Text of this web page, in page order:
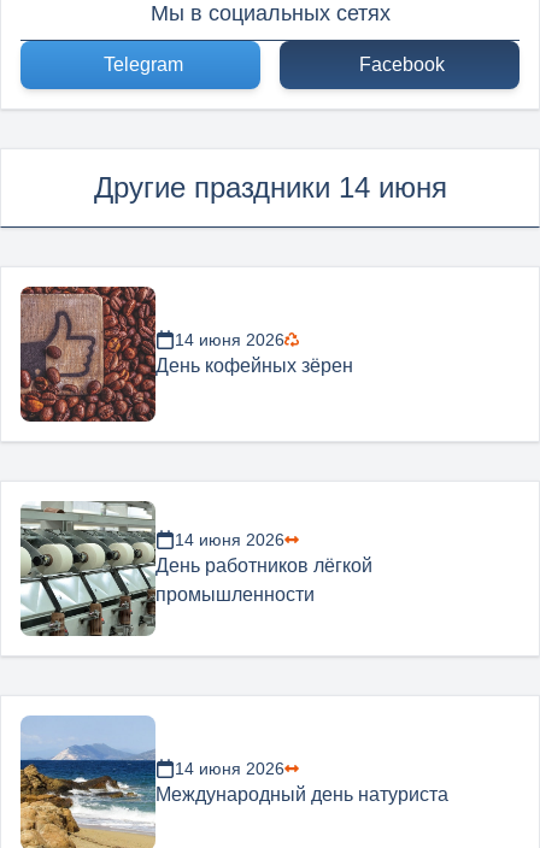
Мы в социальных сетях
Telegram Facebook
Другие праздники 14 июня
14 июня 2026
День кофейных зёрен
14 июня 2026
День работников лёгкой
промышленности
14 июня 2026
Международный день натуриста